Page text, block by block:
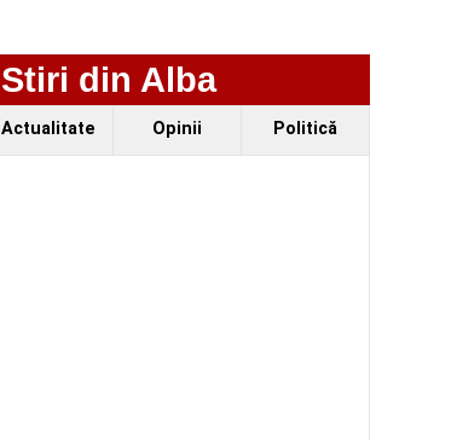
Stiri din Alba
Actualitate Opinii Politică